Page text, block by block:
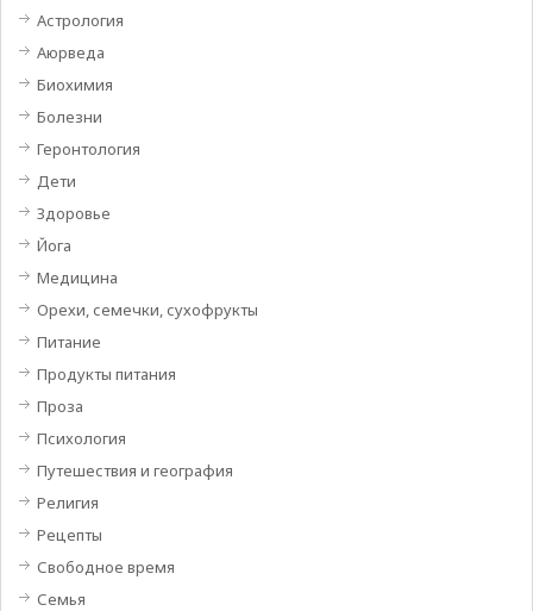
Астрология
Аюрведа
Биохимия
Болезни
Геронтология
Дети
Здоровье
Йога
Медицина
Орехи, семечки, сухофрукты
Питание
Продукты питания
Проза
Психология
Путешествия и география
Религия
Рецепты
Свободное время
Семья